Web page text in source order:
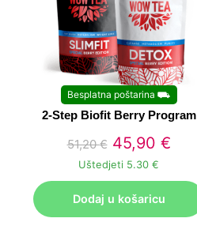
Besplatna poštarina ⛟
2-Step Biofit Berry Program
51,20€ 45,90 €
Uštedjeti 5.30 €
Dodaj u košaricu